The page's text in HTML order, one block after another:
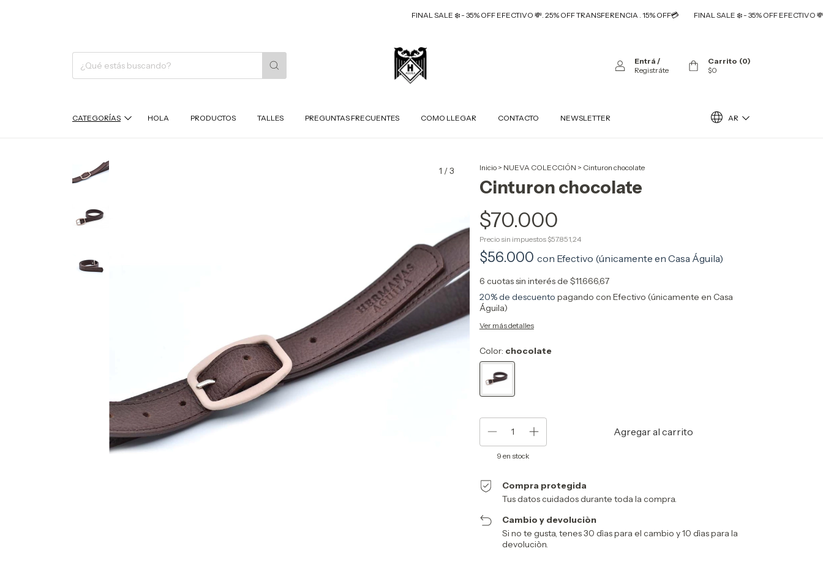
FINAL SALE ❄️ - 35% OFF EFECTIVO 💸. 25% OFF TRANSFERENCIA . 15% OFF💳 FINAL SALE ❄️ - 35% OFF EFECTIVO 💸. 25%
Entrá /
Registráte
Carrito (0)
$0
CATEGORÍAS HOLA PRODUCTOS TALLES PREGUNTAS FRECUENTES COMO LLEGAR CONTACTO NEWSLETTER AR
1 /3 Inicio > NUEVA COLECCIÓN > Cinturon chocolate
Cinturon chocolate
$70.000
Precio sin impuestos $57.851,24
$56.000 con Efectivo (únicamente en Casa Águila)
6 cuotas sin interés de $11.666,67
20% de descuento pagando con Efectivo (únicamente en Casa
Águila)
Ver más detalles
Color: chocolate
9 en stock
Compra protegida
Tus datos cuidados durante toda la compra.
Cambio y devoluciòn
Si no te gusta, tenes 30 dìas para el cambio y 10 dìas para la
devoluciòn.